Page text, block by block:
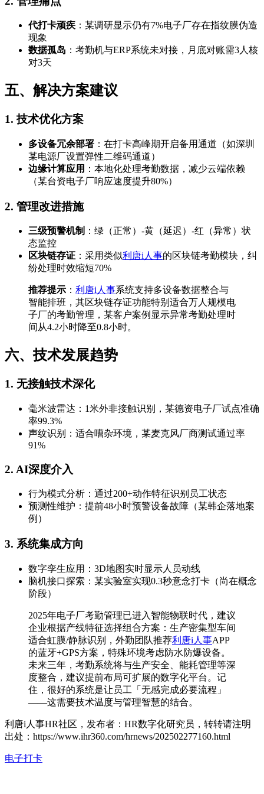
代打卡顽疾 ：某调研显示仍有7%电子厂存在指纹膜伪造
现象
数据孤岛 ：考勤机与ERP系统未对接，月底对账需3人核
对3天
五、解决方案建议
1. 技术优化方案
多设备冗余部署 ：在打卡高峰期开启备用通道（如深圳
某电源厂设置弹性二维码通道）
边缘计算应用 ：本地化处理考勤数据，减少云端依赖
（某台资电子厂响应速度提升80%）
2. 管理改进措施
三级预警机制 ：绿（正常）-黄（延迟）-红（异常）状
态监控
区块链存证 ：采用类似利唐i人事的区块链考勤模块，纠
纷处理时效缩短70%
推荐提示 ： 利唐i人事系统支持多设备数据整合与
智能排班，其区块链存证功能特别适合万人规模电
子厂的考勤管理，某客户案例显示异常考勤处理时
间从4.2小时降至0.8小时。
六、技术发展趋势
1. 无接触技术深化
毫米波雷达：1米外非接触识别，某德资电子厂试点准确
率99.3%
声纹识别：适合嘈杂环境，某麦克风厂商测试通过率
91%
2. AI深度介入
行为模式分析：通过200+动作特征识别员工状态
预测性维护：提前48小时预警设备故障（某韩企落地案
例）
3. 系统集成方向
数字孪生应用：3D地图实时显示人员动线
脑机接口探索：某实验室实现0.3秒意念打卡（尚在概念
阶段）
2025年电子厂考勤管理已进入智能物联时代，建议
企业根据产线特征选择组合方案：生产密集型车间
适合虹膜/静脉识别，外勤团队推荐利唐i人事APP
的蓝牙+GPS方案，特殊环境考虑防水防爆设备。
未来三年，考勤系统将与生产安全、能耗管理等深
度整合，建议提前布局可扩展的数字化平台。记
住，很好的系统是让员工「无感完成必要流程」
——这需要技术温度与管理智慧的结合。
利唐i人事HR社区，发布者：HR数字化研究员，转转请注明
出处： https://www.ihr360.com/hrnews/202502277160.html
电子打卡